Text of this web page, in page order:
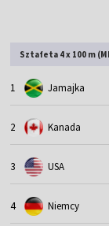
Sztafeta 4 x 100 m
1 Jamajka
2 Kanada
3 USA
4 Niemcy